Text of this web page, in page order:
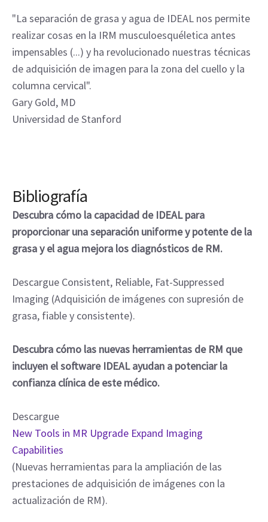
"La separación de grasa y agua de IDEAL nos permite
realizar cosas en la IRM musculoesquéletica antes
impensables (...) y ha revolucionado nuestras técnicas
de adquisición de imagen para la zona del cuello y la
columna cervical".
Gary Gold, MD
Universidad de Stanford
Bibliografía
Descubra cómo la capacidad de IDEAL para
proporcionar una separación uniforme y potente de la
grasa y el agua mejora los diagnósticos de RM.
Descargue Consistent, Reliable, Fat-Suppressed
Imaging (Adquisición de imágenes con supresión de
grasa, fiable y consistente).
Descubra cómo las nuevas herramientas de RM que
incluyen el software IDEAL ayudan a potenciar la
confianza clínica de este médico.
Descargue
New Tools in MR Upgrade Expand Imaging
Capabilities
(Nuevas herramientas para la ampliación de las
prestaciones de adquisición de imágenes con la
actualización de RM).